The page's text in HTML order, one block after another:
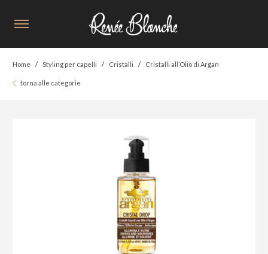
Home Styling per capelli Cristalli Cristalli all’Olio di Argan
torna alle categorie